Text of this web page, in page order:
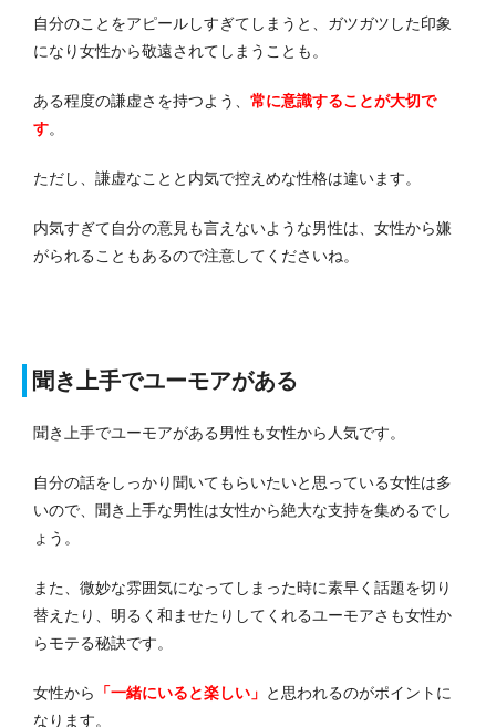
自分のことをアピールしすぎてしまうと、ガツガツした印象
になり女性から敬遠されてしまうことも。
ある程度の謙虚さを持つよう、 常に意識することが大切で
す。
ただし、謙虚なことと内気で控えめな性格は違います。
内気すぎて自分の意見も言えないような男性は、女性から嫌
がられることもあるので注意してくださいね。
聞き上手でユーモアがある
聞き上手でユーモアがある男性も女性から人気です。
自分の話をしっかり聞いてもらいたいと思っている女性は多
いので、聞き上手な男性は女性から絶大な支持を集めるでし
ょう。
また、微妙な雰囲気になってしまった時に素早く話題を切り
替えたり、明るく和ませたりしてくれるユーモアさも女性か
らモテる秘訣です。
女性から 「一緒にいると楽しい」 と思われるのがポイントに
なります。